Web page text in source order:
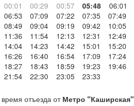
00:01
00:29 00:57 05:48 06:01
06:53
07:09 07:22 07:35 07:49
08:49
09:04 09:19 09:42 10:05
11:36
11:54 12:13 12:31 12:49
14:04
14:23 14:42 15:01 15:20
16:26
16:40 16:54 17:09 17:24
18:27
18:43 18:59 19:23 19:46
21:54
22:30 23:05 23:33
время отъезда от Метро "Каширская"